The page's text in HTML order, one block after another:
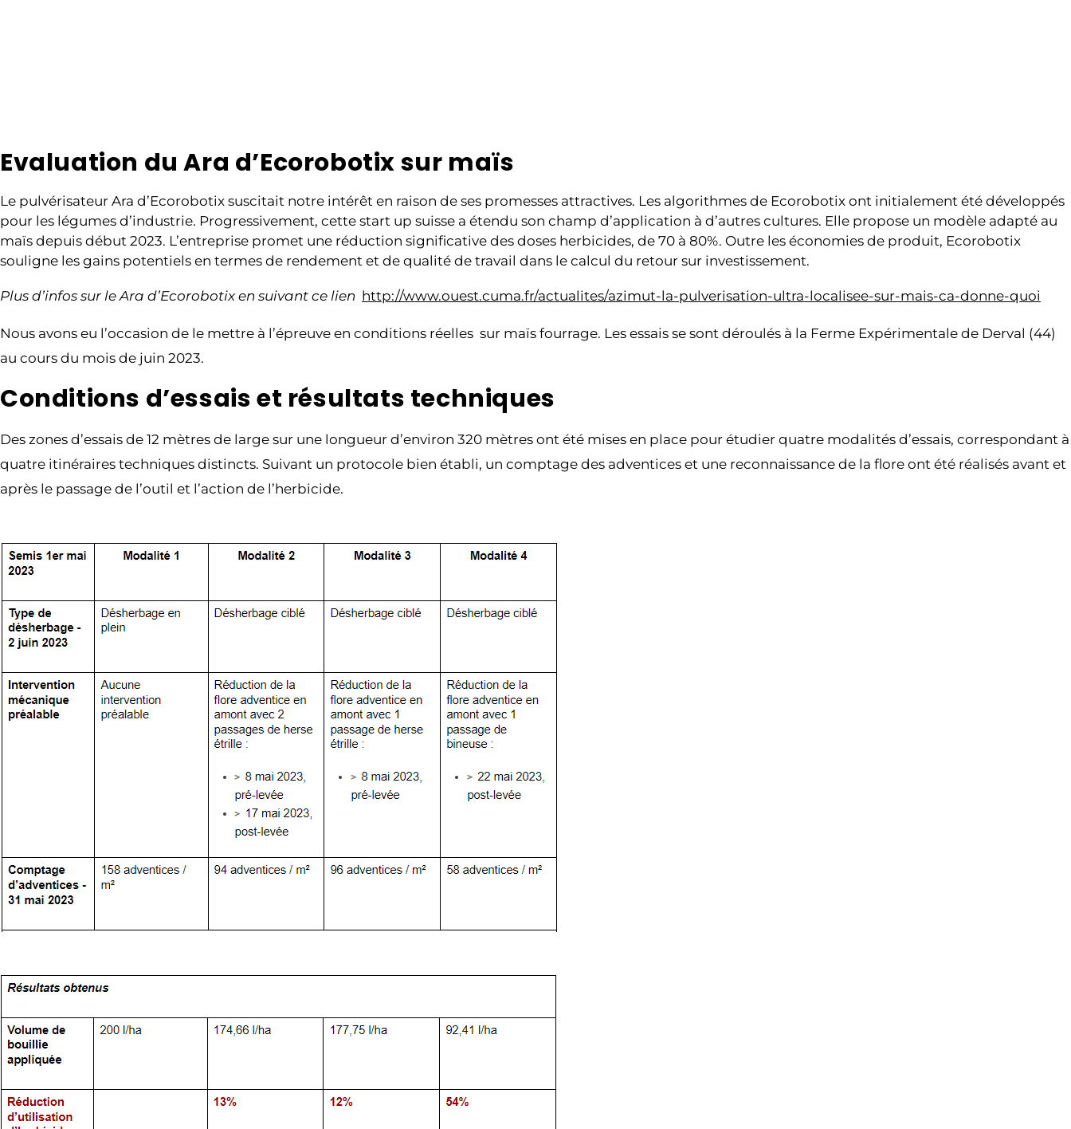
Evaluation du Ara d’Ecorobotix sur maïs
Le pulvérisateur Ara d’Ecorobotix suscitait notre intérêt en raison de ses promesses attractives. Les algorithmes de Ecorobotix ont initialement été développés
pour les légumes d’industrie. Progressivement, cette start up suisse a étendu son champ d’application à d’autres cultures. Elle propose un modèle adapté au
maïs depuis début 2023. L’entreprise promet une réduction significative des doses herbicides, de 70 à 80%. Outre les économies de produit, Ecorobotix
souligne les gains potentiels en termes de rendement et de qualité de travail dans le calcul du retour sur investissement.
Plus d’infos sur le Ara d’Ecorobotix en suivant ce lien http://www.ouest.cuma.fr/actualites/azimut-la-pulverisation-ultra-localisee-sur-mais-ca-donne-quoi
Nous avons eu l’occasion de le mettre à l’épreuve en conditions réelles sur maïs fourrage. Les essais se sont déroulés à la Ferme Expérimentale de Derval (44)
au cours du mois de juin 2023.
Conditions d’essais et résultats techniques
Des zones d’essais de 12 mètres de large sur une longueur d’environ 320 mètres ont été mises en place pour étudier quatre modalités d’essais, correspondant à
quatre itinéraires techniques distincts. Suivant un protocole bien établi, un comptage des adventices et une reconnaissance de la flore ont été réalisés avant et
après le passage de l’outil et l’action de l’herbicide.